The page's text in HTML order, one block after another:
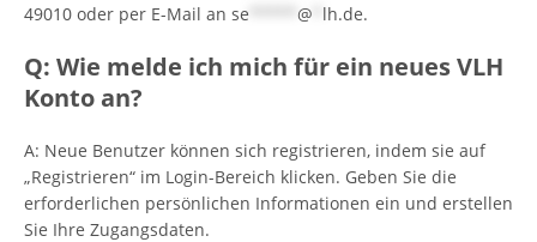
49010 oder per E-Mail an se @ lh.de.
Q: Wie melde ich mich für ein neues VLH
Konto an?
A: Neue Benutzer können sich registrieren, indem sie auf
„Registrieren“ im Login-Bereich klicken. Geben Sie die
erforderlichen persönlichen Informationen ein und erstellen
Sie Ihre Zugangsdaten.